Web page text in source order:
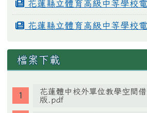
花蓮縣立體育高級中等學校
花蓮縣立體育高級中等學校
檔案下載
花蓮體中校外單位教學空間
版.pdf